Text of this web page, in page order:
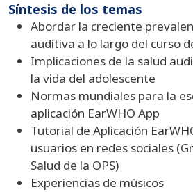
Síntesis de los temas
​​​​​​Abordar la creciente
auditiva a lo largo del curso
Implicaciones de la salud
la vida del adolescente
Normas mundiales para la
aplicación EarWHO App
Tutorial de Aplicación
usuarios en redes sociales
Salud de la OPS)
Experiencias de músicos